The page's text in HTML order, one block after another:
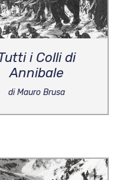
i Colli di
Annibale
di Mauro Brusa